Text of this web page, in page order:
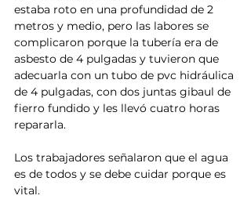
estaba roto en una profundidad de 2
metros y medio, pero las labores se
complicaron porque la tubería era de
asbesto de 4 pulgadas y tuvieron que
adecuarla con un tubo de pvc hidráulica
de 4 pulgadas, con dos juntas gibaul de
fierro fundido y les llevó cuatro horas
repararla.
Los trabajadores señalaron que el agua
es de todos y se debe cuidar porque es
vital.